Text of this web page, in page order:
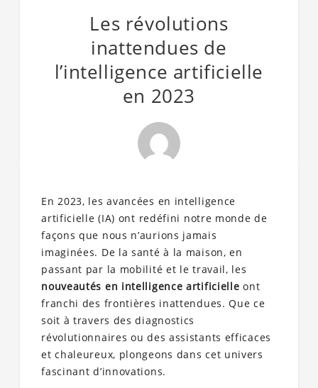
Les révolutions
inattendues de
l’intelligence artificielle
en 2023
En 2023, les avancées en intelligence
artificielle (IA) ont redéfini notre monde de
façons que nous n’aurions jamais
imaginées. De la santé à la maison, en
passant par la mobilité et le travail, les
nouveautés en intelligence artificielle ont
franchi des frontières inattendues. Que ce
soit à travers des diagnostics
révolutionnaires ou des assistants efficaces
et chaleureux, plongeons dans cet univers
fascinant d’innovations.